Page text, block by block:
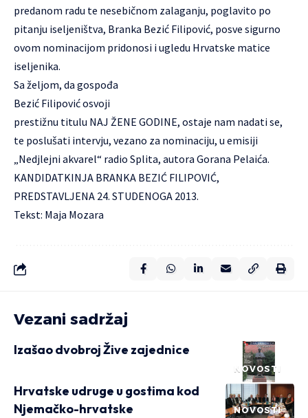
predanom radu te nesebičnom zalaganju, poglavito po
pitanju iseljeništva, Branka Bezić Filipović, posve sigurno
ovom nominacijom pridonosi i ugledu Hrvatske matice
iseljenika.
Sa željom, da gospođa
Bezić Filipović osvoji
prestižnu titulu NAJ ŽENE GODINE, ostaje nam nadati se,
te poslušati intervju, vezano za nominaciju, u emisiji
„Nedjlejni akvarel“ radio Splita, autora Gorana Pelaića.
KANDIDATKINJA BRANKA BEZIĆ FILIPOVIĆ,
PREDSTAVLJENA 24. STUDENOGA 2013.
Tekst: Maja Mozara
Vezani sadržaj
NOVOSTI
Izašao dvobroj Žive zajednice
NOVOSTI
Hrvatske udruge u gostima kod
Njemačko-hrvatske